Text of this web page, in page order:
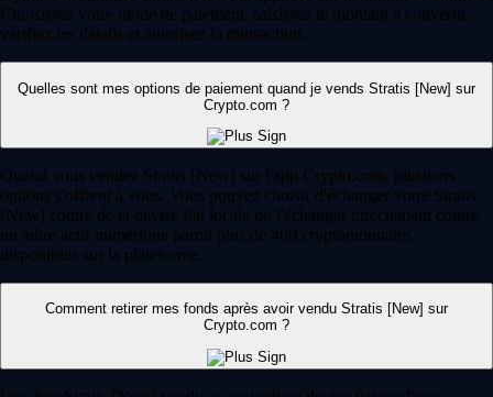
Choisissez votre mode de paiement, saisissez le montant à convertir,
vérifiez les détails et autorisez la transaction.
Quelles sont mes options de paiement quand je vends Stratis [New] sur
Crypto.com ?
Quand vous vendez Stratis [New] sur l'app Crypto.com, plusieurs
options s'offrent à vous. Vous pouvez choisir d'échanger votre Stratis
[New] contre de la devise fiat locale ou l'échanger directement contre
un autre actif numérique parmi plus de 400 cryptomonnaies
disponibles sur la plateforme.
Comment retirer mes fonds après avoir vendu Stratis [New] sur
Crypto.com ?